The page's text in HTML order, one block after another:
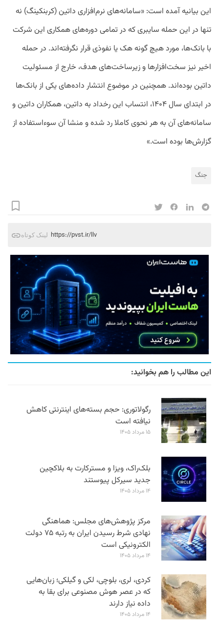
این بیانیه آمده است: «سامانه‌های نرم‌افزاری داتین (کربنکینگ) نه
تنها در این حمله سایبری که در تمامی دوره‌های همکاری این شرکت
با بانک‌ها، مورد هیچ‌ گونه هک یا نفوذی قرار نگرفته‌اند. در حمله
اخیر نیز سخت‌افزارها و زیرساخت‌های هدف، خارج از مسئولیت
داتین بوده‌اند. همچنین در موضوع انتشار داده‌های یکی از بانک‌ها
در ابتدای سال ۱۴۰۴، انتساب این رخداد به داتین، همکاران داتین و
سامانه‌های آن به هر نحوی کاملا رد شده و منشا آن سوءاستفاده از
گزارش‌ها بوده است.»
جنگ
لینک کوتاه https://pvst.ir/llv
این مطالب را هم بخوانید:
رگولاتوری: حجم بسته‌های اینترنتی کاهش
نیافته است
۱۵ مرداد ۱۴۰۵
بلک‌راک، ویزا و مسترکارت به بلاکچین
جدید سیرکل پیوستند
۱۴ مرداد ۱۴۰۵
مرکز پژوهش‌های مجلس: هماهنگی
نهادی شرط رسیدن ایران به رتبه ۷۵ دولت
الکترونیکی است
۱۴ مرداد ۱۴۰۵
کردی، لری، بلوچی، لکی و گیلکی؛ زبان‌هایی
که در عصر هوش مصنوعی برای بقا به
داده نیاز دارند
۱۴ مرداد ۱۴۰۵